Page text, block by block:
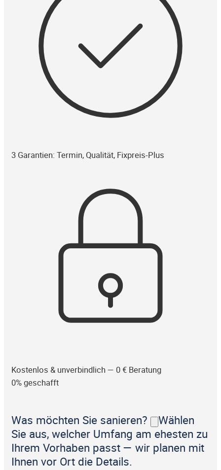
3 Garantien: Termin, Qualität, Fixpreis-Plus
Kostenlos & unverbindlich — 0 € Beratung
0% geschafft
Was möchten Sie sanieren?
Wählen
Sie aus, welcher Umfang am ehesten zu
Ihrem Vorhaben passt — wir planen mit
Ihnen vor Ort die Details.